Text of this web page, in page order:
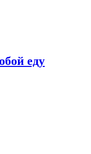
еду